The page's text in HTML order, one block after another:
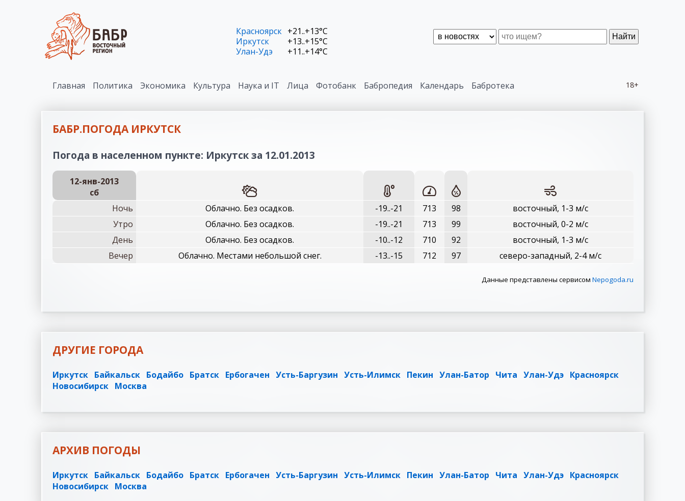
Найти
Красноярск +21..+13°C
Иркутск
+13..+15°C
Улан-Удэ
+11..+14°C
18+
Главная Политика Экономика Культура Наука и IT Лица Фотобанк Бабропедия Календарь Бабротека
БАБР.ПОГОДА ИРКУТСК
Погода в населенном пункте: Иркутск за 12.01.2013
12-янв-2013
сб
Ночь
Облачно. Без осадков. -19..-21 713 98
восточный, 1-3 м/с
Утро
Облачно. Без осадков. -19..-21 713 99
восточный, 0-2 м/с
День
Облачно. Без осадков. -10..-12 710 92
восточный, 1-3 м/с
Вечер
Облачно. Местами небольшой снег. -13..-15 712 97 северо-западный, 2-4 м/с
Данные представлены сервисом Nepogoda.ru
ДРУГИЕ ГОРОДА
Иркутск Байкальск Бодайбо Братск Ербогачен Усть-Баргузин Усть-Илимск Пекин Улан-Батор Чита Улан-Удэ Красноярск
Новосибирск Москва
АРХИВ ПОГОДЫ
Иркутск Байкальск Бодайбо Братск Ербогачен Усть-Баргузин Усть-Илимск Пекин Улан-Батор Чита Улан-Удэ Красноярск
Новосибирск Москва